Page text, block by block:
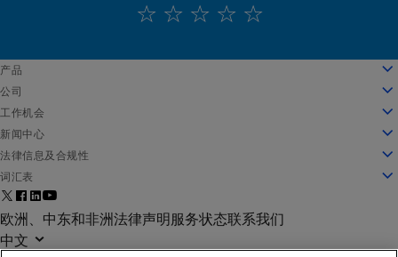
产品
云计算
安全性
内容交付
所有产品和试用机会
全球服务
公司
关于我们
公司发展历程
领导团队
奖项
董事会
面向创新的基础架构
投资者关系
工作机会
工作机会
在 Akamai 工作
学生和应届毕业生
包容性工作场所
搜索职位
文化博客
新闻中心
新闻中心
新闻稿
媒体报道
媒体资源
法律信息及合规性
法律信息
信息安全合规
隐私信任中心
隐私声明
词汇表
什么是 API 安全防护？
什么是 CDN？
什么是云计算？
欧洲、中东和非洲法律声明 服务状态联系我们
中文
Deutsch
Español
Français
Italiano
Português
中文
日本語
한국어